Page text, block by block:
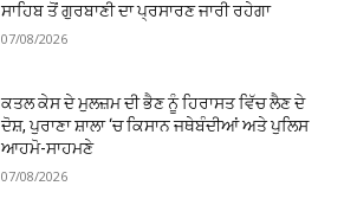
ਸਾਹਿਬ ਤੋਂ ਗੁਰਬਾਣੀ ਦਾ ਪ੍ਰਸਾਰਣ ਜਾਰੀ ਰਹੇਗਾ
07/08/2026
ਕਤਲ ਕੇਸ ਦੇ ਮੁਲਜ਼ਮ ਦੀ ਭੈਣ ਨੂੰ ਹਿਰਾਸਤ ਵਿੱਚ ਲੈਣ ਦੇ
ਦੋਸ਼, ਪੁਰਾਣਾ ਸ਼ਾਲਾ ‘ਚ ਕਿਸਾਨ ਜਥੇਬੰਦੀਆਂ ਅਤੇ ਪੁਲਿਸ
ਆਹਮੋ-ਸਾਹਮਣੇ
07/08/2026